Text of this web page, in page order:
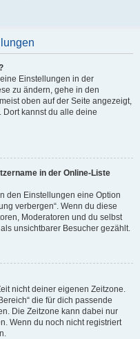
Einstellungen in der
zu ändern, gehe in den
oben auf der Seite angezeigt,
kannst du alle deine
in der Online-Liste
den Einstellungen eine Option
verbergen“. Wenn du diese
Moderatoren und du selbst
unsichtbarer Besucher gezählt.
nicht deiner eigenen Zeitzone.
die für dich passende
Die Zeitzone kann dabei nur
Wenn du noch nicht registriert